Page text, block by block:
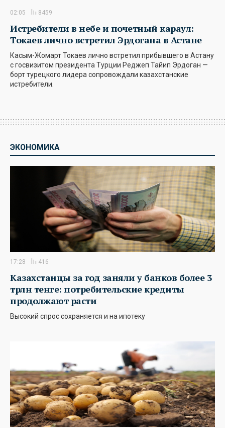
02:05 8459
Истребители в небе и почетный караул:
Токаев лично встретил Эрдогана в Астане
Касым-Жомарт Токаев лично встретил прибывшего в Астану
с госвизитом президента Турции Реджеп Тайип Эрдоган —
борт турецкого лидера сопровождали казахстанские
истребители.
ЭКОНОМИКА
17:28 416
Казахстанцы за год заняли у банков более 3
трлн тенге: потребительские кредиты
продолжают расти
Высокий спрос сохраняется и на ипотеку